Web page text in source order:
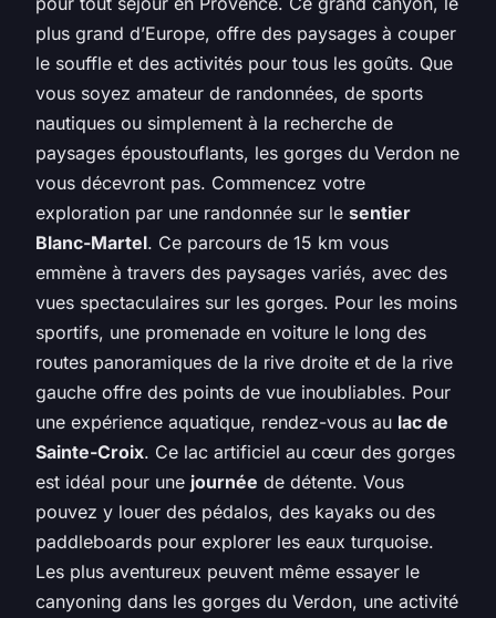
plus grand d’Europe, offre des paysages à couper
le souffle et des activités pour tous les goûts. Que
vous soyez amateur de randonnées, de sports
nautiques ou simplement à la recherche de
paysages époustouflants, les gorges du Verdon ne
vous décevront pas. Commencez votre
exploration par une randonnée sur le sentier
Blanc-Martel. Ce parcours de 15 km vous
emmène à travers des paysages variés, avec des
vues spectaculaires sur les gorges. Pour les moins
sportifs, une promenade en voiture le long des
routes panoramiques de la rive droite et de la rive
gauche offre des points de vue inoubliables. Pour
une expérience aquatique, rendez-vous au lac de
Sainte-Croix. Ce lac artificiel au cœur des gorges
est idéal pour une journée de détente. Vous
pouvez y louer des pédalos, des kayaks ou des
paddleboards pour explorer les eaux turquoise.
Les plus aventureux peuvent même essayer le
canyoning dans les gorges du Verdon, une activité